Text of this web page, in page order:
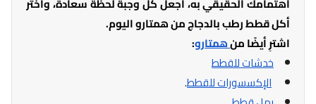
أكل قطط رطب بالدجاج من همتارو اليوم.
اشترِ أيضًا منهمتارو:
خدشات للقطط
الإكسسورات للقطط.